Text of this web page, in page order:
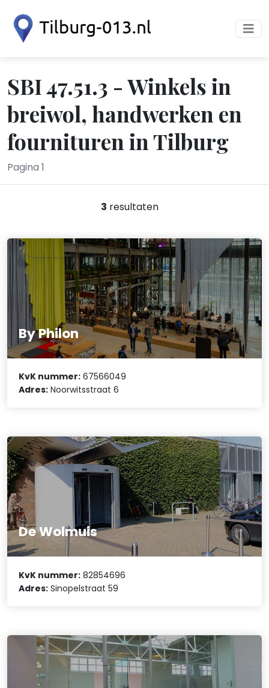
SBI 47.51.3 - Winkels in
breiwol, handwerken en
fournituren in Tilburg
Pagina 1
3 resultaten
By Philon
KvK nummer: 67566049
Adres: Noorwitsstraat 6
De Wolmuis
KvK nummer: 82854696
Adres: Sinopelstraat 59